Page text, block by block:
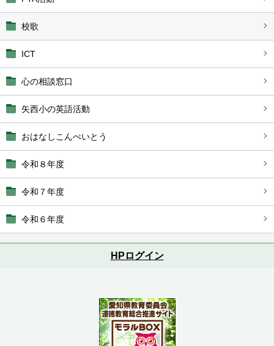
校歌
ICT
心の相談窓口
矢西小の英語活動
おはなしこんぺいとう
令和８年度
令和７年度
令和６年度
HPログイン